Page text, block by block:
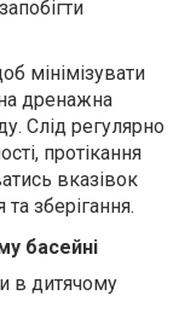
мінімізувати
дренажна
Слід регулярно
протікання
вказівок
зберігання.
басейні
в дитячому